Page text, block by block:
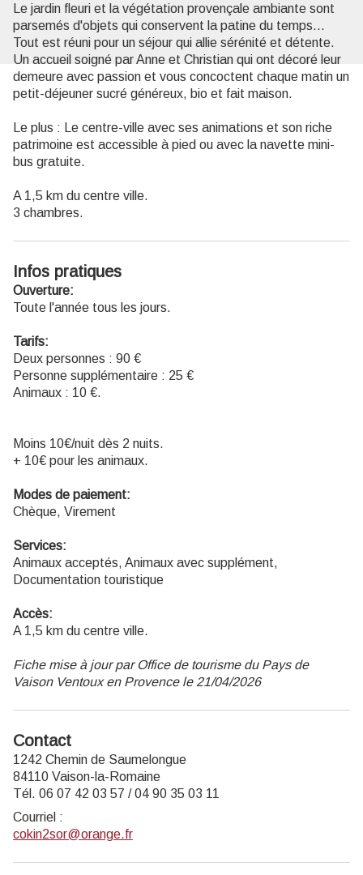
Le jardin fleuri et la végétation provençale ambiante sont
parsemés d'objets qui conservent la patine du temps...
Tout est réuni pour un séjour qui allie sérénité et détente.
Un accueil soigné par Anne et Christian qui ont décoré leur
demeure avec passion et vous concoctent chaque matin un
petit-déjeuner sucré généreux, bio et fait maison.
Le plus : Le centre-ville avec ses animations et son riche
patrimoine est accessible à pied ou avec la navette mini-
bus gratuite.
A 1,5 km du centre ville.
3 chambres.
Infos pratiques
Ouverture:
Toute l'année tous les jours.
Tarifs:
Deux personnes : 90 €
Personne supplémentaire : 25 €
Animaux : 10 €.
Moins 10€/nuit dès 2 nuits.
+ 10€ pour les animaux.
Modes de paiement:
Chèque, Virement
Services:
Animaux acceptés, Animaux avec supplément,
Documentation touristique
Accès:
A 1,5 km du centre ville.
Fiche mise à jour par Office de tourisme du Pays de
Vaison Ventoux en Provence le 21/04/2026
Contact
1242 Chemin de Saumelongue
84110 Vaison-la-Romaine
Tél. 06 07 42 03 57 / 04 90 35 03 11
Courriel :
cokin2sor@orange.fr